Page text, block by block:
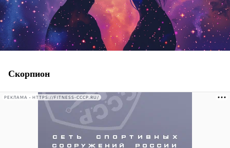
Скорпион
РЕКЛАМА • HTTPS://FITNESS-CCCP.RU/